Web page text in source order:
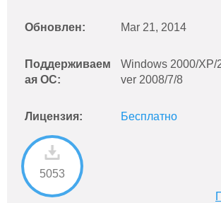
Обновлен: Mar 21, 2014
Поддерживаем
ая ОС:
Windows 2000/XP/
ver 2008/7/8
Лицензия: Бесплатно
5053